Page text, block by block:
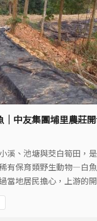
｜中友集團埔里農莊
溪、池塘與茭白筍田，
有保育類野生動物—白
當地居民擔心，上游的
讓族群面臨危機.....